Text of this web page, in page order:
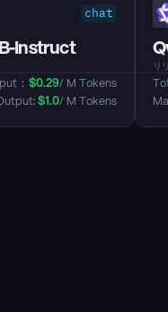
chat
Instruct
： $0.29/ M Tokens
$1.0/ M Tokens
リ